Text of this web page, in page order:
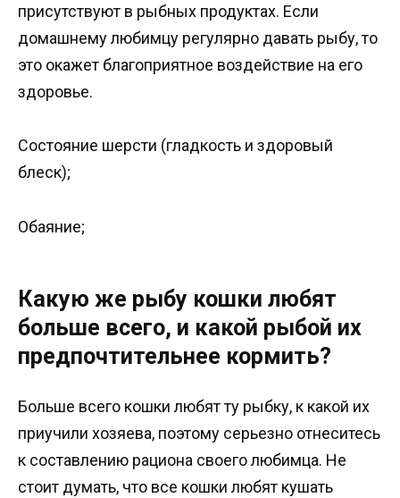
присутствуют в рыбных продуктах. Если
домашнему любимцу регулярно давать рыбу, то
это окажет благоприятное воздействие на его
здоровье.
Состояние шерсти (гладкость и здоровый
блеск);
Обаяние;
Какую же рыбу кошки любят
больше всего, и какой рыбой их
предпочтительнее кормить?
Больше всего кошки любят ту рыбку, к какой их
приучили хозяева, поэтому серьезно отнеситесь
к составлению рациона своего любимца. Не
стоит думать, что все кошки любят кушать